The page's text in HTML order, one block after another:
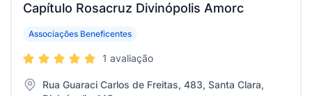
Capítulo Rosacruz Divinópolis Amorc
Associações Beneficentes
1 avaliação
Rua Guaraci Carlos de Freitas, 483, Santa Clara,